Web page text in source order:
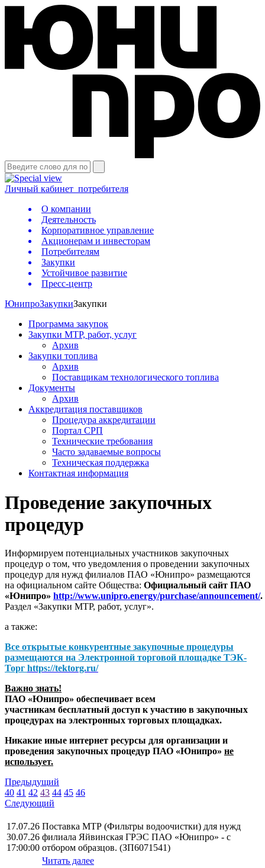
Личный кабинет потребителя
О компании
Деятельность
Корпоративное управление
Акционерам и инвесторам
Потребителям
Закупки
Устойчивое развитие
Пресс-центр
ЮнипроЗакупкиЗакупки
Программа закупок
Закупки МТР, работ, услуг
Архив
Закупки топлива
Архив
Поставщикам технологического топлива
Документы
Архив
Аккредитация поставщиков
Процедура аккредитации
Портал СРП
Технические требования
Часто задаваемые вопросы
Техническая поддержка
Контактная информация
Проведение закупочных
процедур
Информируем потенциальных участников закупочных
процедур о том, что уведомления о проведении закупочных
процедур для нужд филиалов ПАО «Юнипро» размещаются
на официальном сайте Общества: Официальный сайт ПАО
«Юнипро» http://www.unipro.energy/purchase/announcement/.
Раздел «Закупки МТР, работ, услуг».
а также:
Все открытые конкурентные закупочные процедуры
размещаются на Электронной торговой площадке ТЭК-
Торг https://tektorg.ru/
Важно знать!
ПАО «Юнипро» обеспечивает всем
участникам бесплатный доступ к участию в закупочных
процедурах на электронных торговых площадках.
Никакие иные интернет ресурсы для организации и
проведения закупочных процедур ПАО «Юнипро» не
использует.
Предыдущий
40 41 42 43 44 45 46
Следующий
17.07.26
30.07.26
17:00:00
Поставка МТР (Фильтры водоочистки) для нужд
филиала Яйвинская ГРЭС ПАО «Юнипро» - с
отбором образцов. (ЗП6071541)
Читать далее